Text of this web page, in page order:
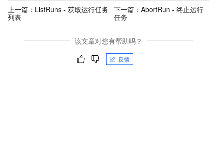
上一篇： ListRuns - 获取运行任务
列表
下一篇： AbortRun - 终止运行
任务
该文章对您有帮助吗？
反馈